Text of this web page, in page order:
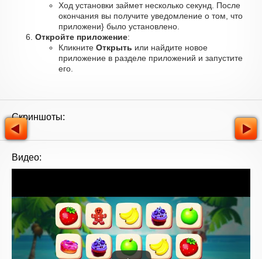
Ход установки займет несколько секунд. После
окончания вы получите уведомление о том, что
приложени} было установлено.
Откройте приложение:
Кликните Открыть или найдите новое
приложение в разделе приложений и запустите
его.
Скриншоты:
Видео: